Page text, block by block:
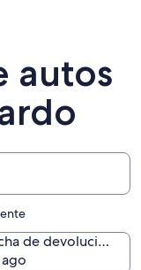
autos
Fecha de devolución